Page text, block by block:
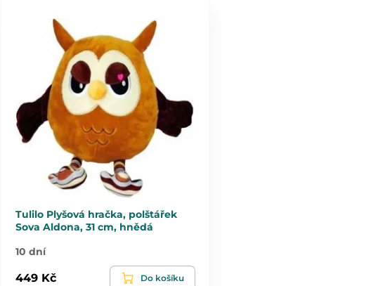
Tulilo Plyšová hračka, polštářek
Sova Aldona, 31 cm, hnědá
10 dní
449 Kč Do košíku